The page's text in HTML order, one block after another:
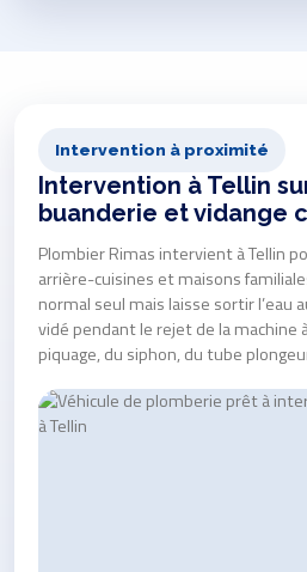
Intervention à proximité
Intervention à Tellin
buanderie et vidange
Plombier Rimas intervient à Tellin
arrière-cuisines et maisons
normal seul mais laisse sortir l’eau
vidé pendant le rejet de la machine
piquage, du siphon, du tube